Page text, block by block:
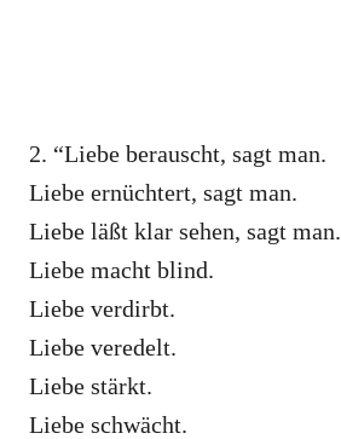
2. “Liebe berauscht, sagt man.
Liebe ernüchtert, sagt man.
Liebe läßt klar sehen, sagt man.
Liebe macht blind.
Liebe verdirbt.
Liebe veredelt.
Liebe stärkt.
Liebe schwächt.